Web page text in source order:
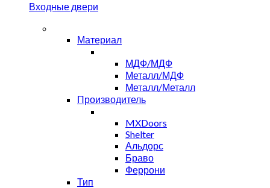
Входные двери
Материал
МДФ/МДФ
Металл/МДФ
Металл/Металл
Производитель
MXDoors
Shelter
Альдорс
Браво
Феррони
Тип